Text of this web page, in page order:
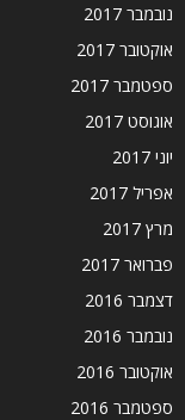
נובמבר 2017
אוקטובר 2017
ספטמבר 2017
אוגוסט 2017
יוני 2017
אפריל 2017
מרץ 2017
פברואר 2017
דצמבר 2016
נובמבר 2016
אוקטובר 2016
ספטמבר 2016